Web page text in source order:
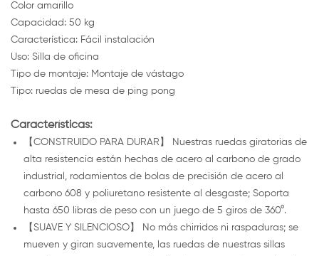
Color amarillo
Capacidad: 50 kg
Característica: Fácil instalación
Uso: Silla de oficina
Tipo de montaje: Montaje de vástago
Tipo: ruedas de mesa de ping pong
Características:
【CONSTRUIDO PARA DURAR】 Nuestras ruedas giratorias de
alta resistencia están hechas de acero al carbono de grado
industrial, rodamientos de bolas de precisión de acero al
carbono 608 y poliuretano resistente al desgaste; Soporta
hasta 650 libras de peso con un juego de 5 giros de 360°.
【SUAVE Y SILENCIOSO】 No más chirridos ni raspaduras; se
mueven y giran suavemente, las ruedas de nuestras sillas